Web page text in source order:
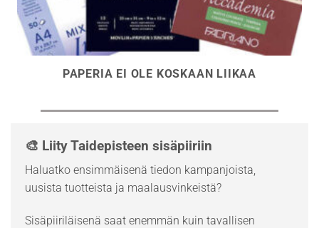
PAPERIA EI OLE KOSKAAN LIIKAA
🎨 Liity Taidepisteen sisäpiiriin
Haluatko ensimmäisenä tiedon kampanjoista,
uusista tuotteista ja maalausvinkeistä?
Sisäpiiriläisenä saat enemmän kuin tavallisen